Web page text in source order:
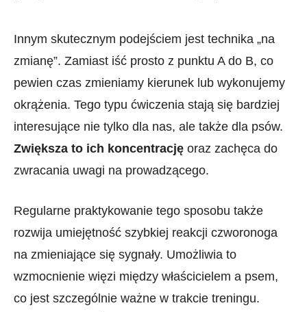
Innym skutecznym podejściem jest technika „na
⁣zmianę”. Zamiast iść prosto⁢ z punktu A do B, co
pewien czas zmieniamy kierunek⁣ lub wykonujemy
okrążenia.⁤ Tego typu ćwiczenia⁣ stają się bardziej
interesujące nie tylko dla nas, ale także dla⁣ psów.
Zwiększa to ich koncentrację oraz zachęca do
zwracania uwagi na prowadzącego.
Regularne praktykowanie tego sposobu ⁤także
rozwija umiejętność szybkiej reakcji czworonoga
na zmieniające się ⁣sygnały. Umożliwia to
wzmocnienie więzi między⁤ właścicielem a psem,
co jest szczególnie ważne w ‍trakcie treningu.